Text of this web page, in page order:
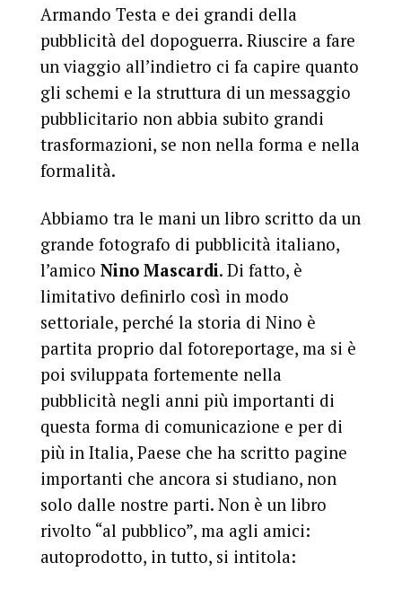
Armando Testa e dei grandi della
pubblicità del dopoguerra. Riuscire a fare
un viaggio all’indietro ci fa capire quanto
gli schemi e la struttura di un messaggio
pubblicitario non abbia subito grandi
trasformazioni, se non nella forma e nella
formalità.
Abbiamo tra le mani un libro scritto da un
grande fotografo di pubblicità italiano,
l’amico Nino Mascardi. Di fatto, è
limitativo definirlo così in modo
settoriale, perché la storia di Nino è
partita proprio dal fotoreportage, ma si è
poi sviluppata fortemente nella
pubblicità negli anni più importanti di
questa forma di comunicazione e per di
più in Italia, Paese che ha scritto pagine
importanti che ancora si studiano, non
solo dalle nostre parti. Non è un libro
rivolto “al pubblico”, ma agli amici:
autoprodotto, in tutto, si intitola: